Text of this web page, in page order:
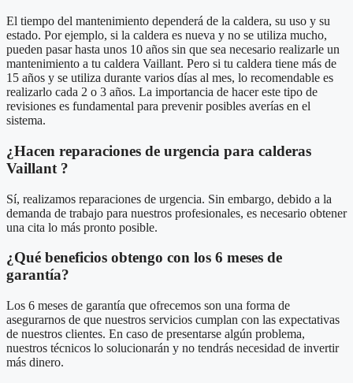
El tiempo del mantenimiento dependerá de la caldera, su uso y su
estado. Por ejemplo, si la caldera es nueva y no se utiliza mucho,
pueden pasar hasta unos 10 años sin que sea necesario realizarle un
mantenimiento a tu caldera Vaillant. Pero si tu caldera tiene más de
15 años y se utiliza durante varios días al mes, lo recomendable es
realizarlo cada 2 o 3 años. La importancia de hacer este tipo de
revisiones es fundamental para prevenir posibles averías en el
sistema.
¿Hacen reparaciones de urgencia para calderas
Vaillant ?
Sí, realizamos reparaciones de urgencia. Sin embargo, debido a la
demanda de trabajo para nuestros profesionales, es necesario obtener
una cita lo más pronto posible.
¿Qué beneficios obtengo con los 6 meses de
garantía?
Los 6 meses de garantía que ofrecemos son una forma de
asegurarnos de que nuestros servicios cumplan con las expectativas
de nuestros clientes. En caso de presentarse algún problema,
nuestros técnicos lo solucionarán y no tendrás necesidad de invertir
más dinero.